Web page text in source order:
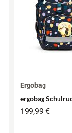
Ergobag
ergobag
199,99 €